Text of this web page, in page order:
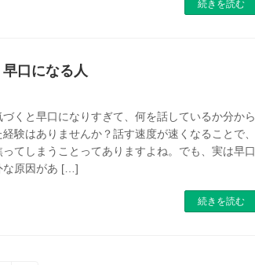
続きを読む
口になる人
くと早口になりすぎて、何を話しているか分から
験はありませんか？話す速度が速くなることで、
てしまうことってありますよね。でも、実は早口
な原因があ […]
続きを読む